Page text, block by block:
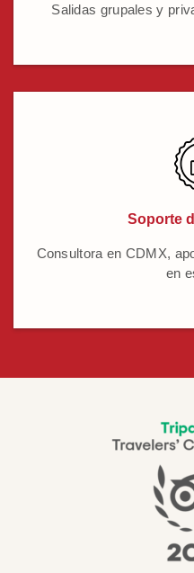
Salidas grupales y
Soporte
Consultora en CDMX,
en